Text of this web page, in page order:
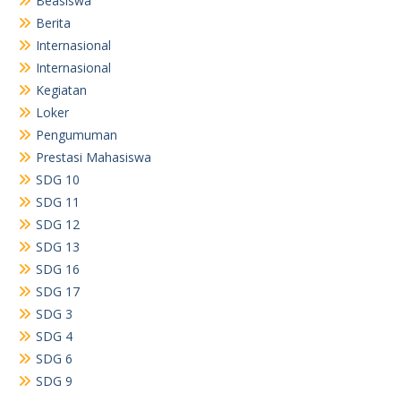
Berita
Internasional
Internasional
Kegiatan
Loker
Pengumuman
Prestasi Mahasiswa
SDG 10
SDG 11
SDG 12
SDG 13
SDG 16
SDG 17
SDG 3
SDG 4
SDG 6
SDG 9